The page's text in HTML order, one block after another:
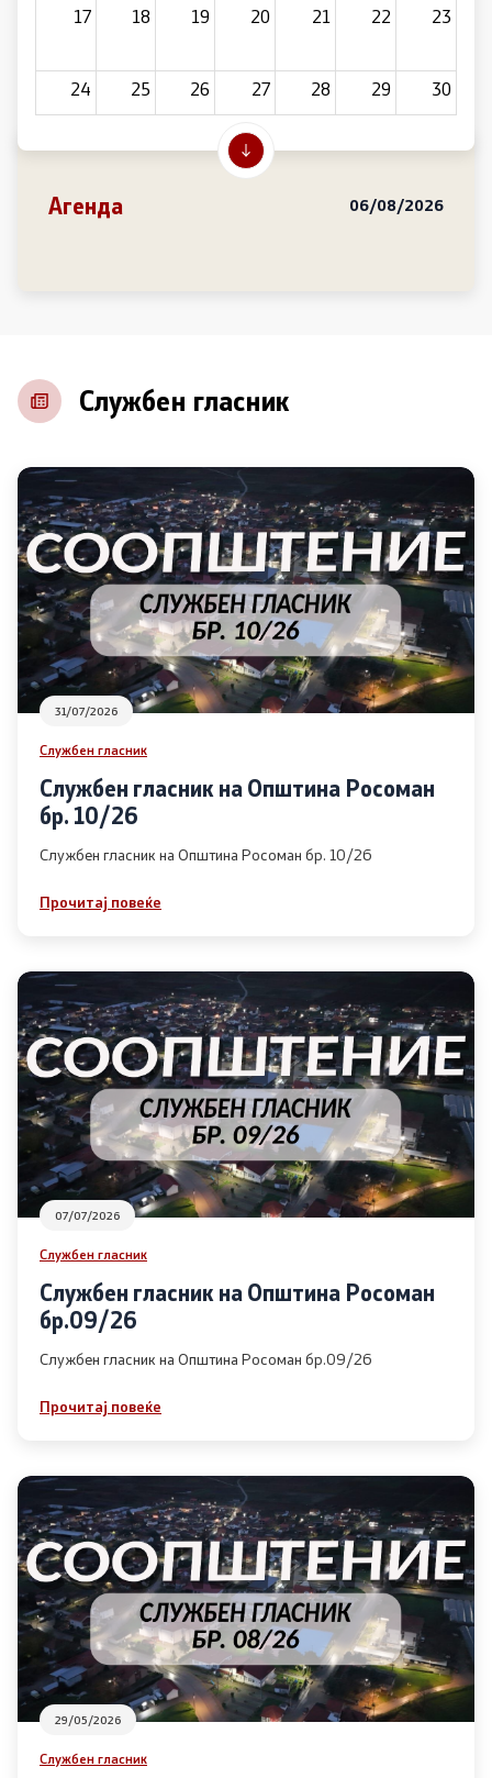
17 18 19 20 21 22 23
24 25 26 27 28 29 30
3
Агенда 06/08/2026
Службен гласник
31/07/2026
Службен гласник
Службен гласник на Општина Росоман
бр. 10/26
Службен гласник на Општина Росоман бр. 10/26
Прочитај повеќе
07/07/2026
Службен гласник
Службен гласник на Општина Росоман
бр.09/26
Службен гласник на Општина Росоман бр.09/26
Прочитај повеќе
29/05/2026
Службен гласник